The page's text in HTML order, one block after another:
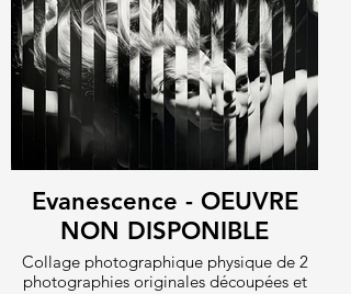
Evanescence - OEUVRE
NON DISPONIBLE
Collage photographique physique de 2
photographies originales découpées et